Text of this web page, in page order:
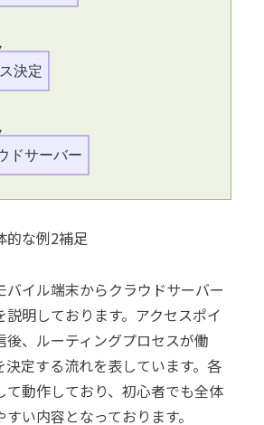
決定
ドサーバー
的な例2補足
バイル端末からクラウドサーバー
明しております。アクセスポイ
後、ルーティングプロセスが働
決定する流れを表しています。各
て動作しており、初心者でも全体
い内容となっております。